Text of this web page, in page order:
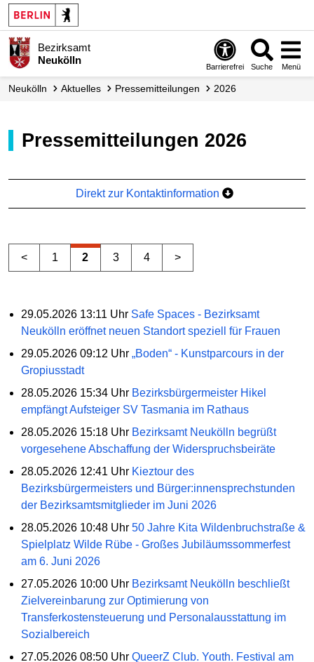
Bezirksamt
Neukölln
Barrierefrei Suche Menü
Neukölln Aktuelles Presse­mitteilungen 2026
Pressemitteilungen 2026
Direkt zur Kontaktinformation
< 1 2 3 4 >
29.05.2026 13:11 Uhr Safe Spaces - Bezirksamt
Neukölln eröffnet neuen Standort speziell für Frauen
29.05.2026 09:12 Uhr „Boden“ - Kunstparcours in der
Gropiusstadt
28.05.2026 15:34 Uhr Bezirksbürgermeister Hikel
empfängt Aufsteiger SV Tasmania im Rathaus
28.05.2026 15:18 Uhr Bezirksamt Neukölln begrüßt
vorgesehene Abschaffung der Widerspruchsbeiräte
28.05.2026 12:41 Uhr Kieztour des
Bezirksbürgermeisters und Bürger:innensprechstunden
der Bezirksamtsmitglieder im Juni 2026
28.05.2026 10:48 Uhr 50 Jahre Kita Wildenbruchstraße &
Spielplatz Wilde Rübe - Großes Jubiläumssommerfest
am 6. Juni 2026
27.05.2026 10:00 Uhr Bezirksamt Neukölln beschließt
Zielvereinbarung zur Optimierung von
Transferkostensteuerung und Personalausstattung im
Sozialbereich
27.05.2026 08:50 Uhr QueerZ Club. Youth. Festival am